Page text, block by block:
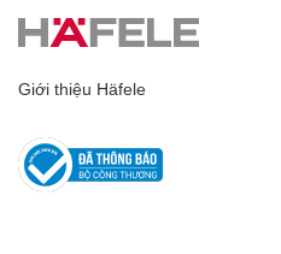
Giới thiệu Häfele